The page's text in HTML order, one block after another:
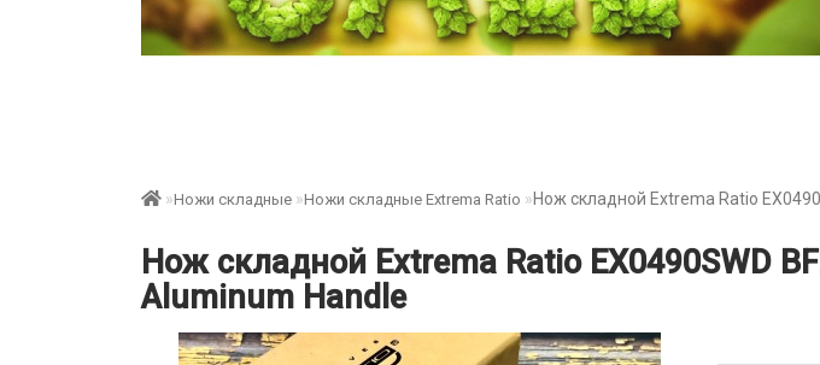
Ножи складные Ножи складные Extrema Ratio Нож складной Extrema Ratio
Нож складной Extrema Ratio EX0490SWD
Aluminum Handle